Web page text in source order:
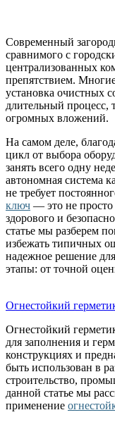
Современный
сравнимого с
централизованных
препятствием.
установка очистных
длительный процесс,
огромных вложений.
На самом деле,
цикл от выбора
занять всего одну
автономная система
не требует
ключ — это не просто
здорового и
статье мы разберем
избежать типичных
надежное решение
этапы: от точной
Огнестойкий
Огнестойкий
для заполнения и
конструкциях и
быть использован в
строительство,
данной статье мы
применение